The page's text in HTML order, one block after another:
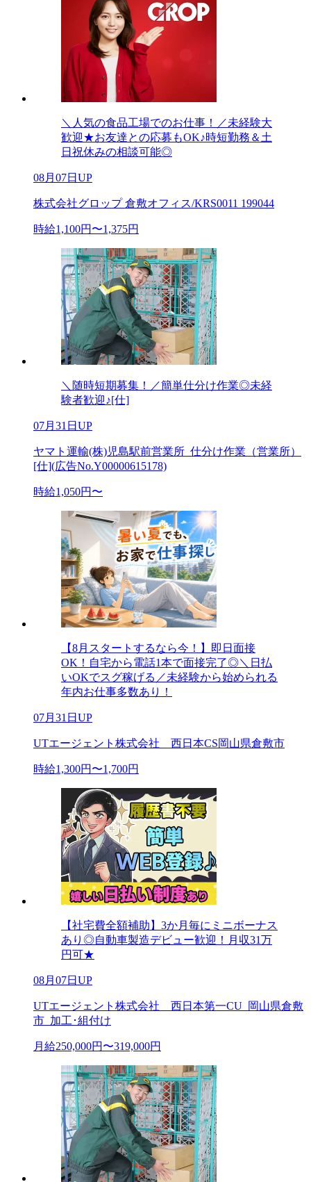
＼人気の食品工場でのお仕事！／未経験大
歓迎★お友達との応募もOK♪時短勤務＆土
日祝休みの相談可能◎
08月07日UP
株式会社グロップ 倉敷オフィス/KRS0011 199044
時給1,100円〜1,375円
＼随時短期募集！／簡単仕分け作業◎未経
験者歓迎♪[仕]
07月31日UP
ヤマト運輸(株)児島駅前営業所_仕分け作業（営業所）
[仕](広告No.Y00000615178)
時給1,050円〜
【8月スタートするなら今！】即日面接
OK！自宅から電話1本で面接完了◎＼日払
いOKでスグ稼げる／未経験から始められる
年内お仕事多数あり！
07月31日UP
UTエージェント株式会社 西日本CS岡山県倉敷市
時給1,300円〜1,700円
【社宅費全額補助】3か月毎にミニボーナス
あり◎自動車製造デビュー歓迎！月収31万
円可★
08月07日UP
UTエージェント株式会社 西日本第一CU_岡山県倉敷
市_加工･組付け
月給250,000円〜319,000円